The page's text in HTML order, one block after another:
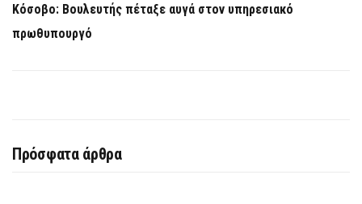
Κόσοβο: Βουλευτής πέταξε αυγά στον υπηρεσιακό
πρωθυπουργό
Πρόσφατα άρθρα